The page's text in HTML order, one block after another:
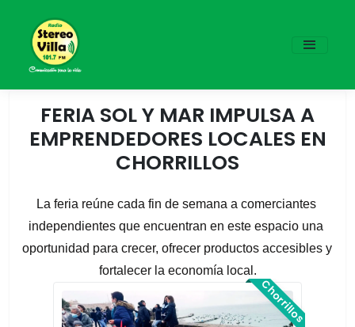
FERIA SOL Y MAR IMPULSA A
EMPRENDEDORES LOCALES EN
CHORRILLOS
La feria reúne cada fin de semana a comerciantes
independientes que encuentran en este espacio una
oportunidad para crecer, ofrecer productos accesibles y
fortalecer la economía local.
Chorrillos